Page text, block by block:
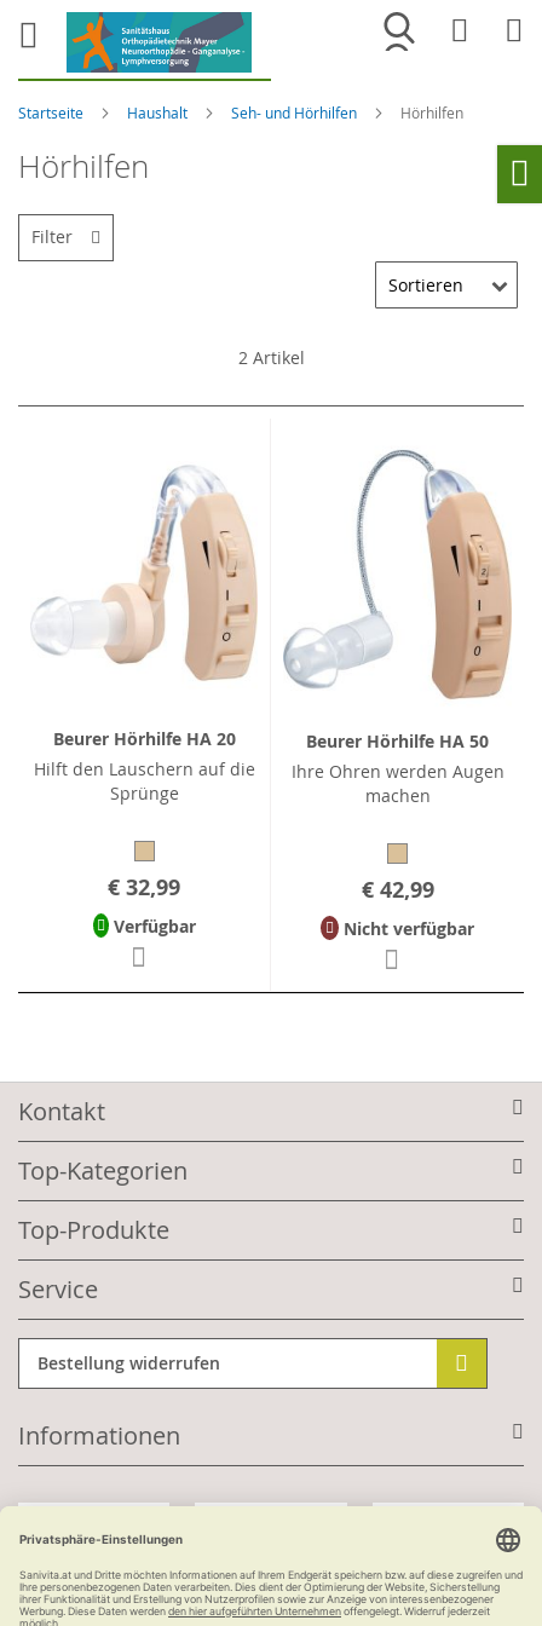
Merkliste
Startseite Haushalt Seh- und Hörhilfen Hörhilfen
Hörhilfen
2Artikel
Beurer Hörhilfe HA 20
Hilft den Lauschern auf die
Sprünge
€ 32,99
Verfügbar
Beurer Hörhilfe HA 50
Ihre Ohren werden Augen
machen
€ 42,99
Nicht verfügbar
Filter
Kontakt
Top-Kategorien
Top-Produkte
Service
Bestellung widerrufen
Informationen